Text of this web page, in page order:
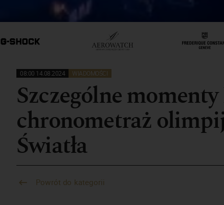
08:00 14.08.2024 WIADOMOŚCI
Szczególne
chronometraż
Światła
Powrót do kategorii